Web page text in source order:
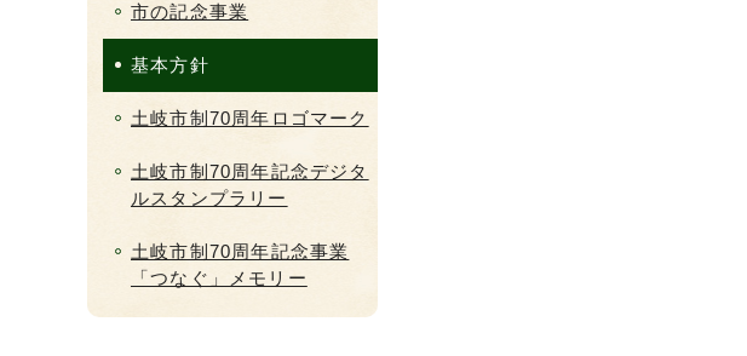
市の記念事業
基本方針
土岐市制70周年ロゴマーク
土岐市制70周年記念デジタ
ルスタンプラリー
土岐市制70周年記念事業
「つなぐ」メモリー